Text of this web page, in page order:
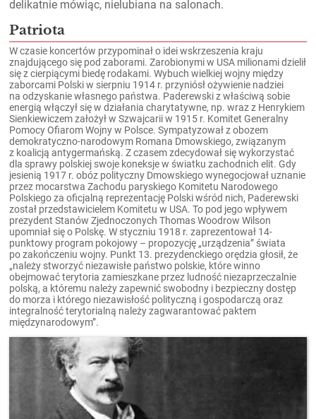
delikatnie mówiąc, nielubiana na salonach.
Patriota
W czasie koncertów przypominał o idei wskrzeszenia kraju
znajdującego się pod zaborami. Zarobionymi w USA milionami dzielił
się z cierpiącymi biedę rodakami. Wybuch wielkiej wojny między
zaborcami Polski w sierpniu 1914 r. przyniósł ożywienie nadziei
na odzyskanie własnego państwa. Paderewski z właściwą sobie
energią włączył się w działania charytatywne, np. wraz z Henrykiem
Sienkiewiczem założył w Szwajcarii w 1915 r. Komitet Generalny
Pomocy Ofiarom Wojny w Polsce. Sympatyzował z obozem
demokratyczno-narodowym Romana Dmowskiego, związanym
z koalicją antygermańską. Z czasem zdecydował się wykorzystać
dla sprawy polskiej swoje koneksje w światku zachodnich elit. Gdy
jesienią 1917 r. obóz polityczny Dmowskiego wynegocjował uznanie
przez mocarstwa Zachodu paryskiego Komitetu Narodowego
Polskiego za oficjalną reprezentację Polski wśród nich, Paderewski
został przedstawicielem Komitetu w USA. To pod jego wpływem
prezydent Stanów Zjednoczonych Thomas Woodrow Wilson
upomniał się o Polskę. W styczniu 1918 r. zaprezentował 14-
punktowy program pokojowy – propozycję „urządzenia” świata
po zakończeniu wojny. Punkt 13. prezydenckiego orędzia głosił, że
„należy stworzyć niezawisłe państwo polskie, które winno
obejmować terytoria zamieszkane przez ludność niezaprzeczalnie
polską, a któremu należy zapewnić swobodny i bezpieczny dostęp
do morza i którego niezawisłość polityczną i gospodarczą oraz
integralność terytorialną należy zagwarantować paktem
międzynarodowym”.